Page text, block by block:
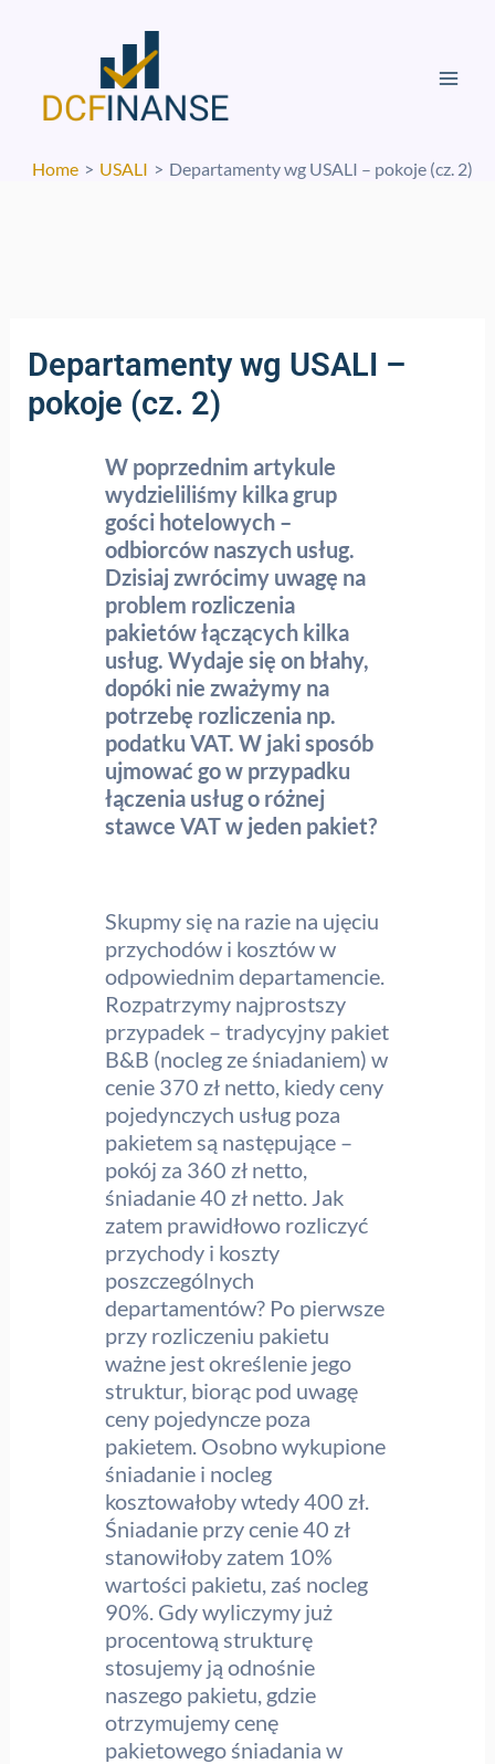
Home USALI Departamenty wg USALI – pokoje (cz. 2)
Departamenty wg USALI –
pokoje (cz. 2)
W poprzednim artykule
wydzieliliśmy kilka grup
gości hotelowych –
odbiorców naszych usług.
Dzisiaj zwrócimy uwagę na
problem rozliczenia
pakietów łączących kilka
usług. Wydaje się on błahy,
dopóki nie zważymy na
potrzebę rozliczenia np.
podatku VAT. W jaki sposób
ujmować go w przypadku
łączenia usług o różnej
stawce VAT w jeden pakiet?
Skupmy się na razie na ujęciu
przychodów i kosztów w
odpowiednim departamencie.
Rozpatrzymy najprostszy
przypadek – tradycyjny pakiet
B&B (nocleg ze śniadaniem) w
cenie 370 zł netto, kiedy ceny
pojedynczych usług poza
pakietem są następujące –
pokój za 360 zł netto,
śniadanie 40 zł netto. Jak
zatem prawidłowo rozliczyć
przychody i koszty
poszczególnych
departamentów? Po pierwsze
przy rozliczeniu pakietu
ważne jest określenie jego
struktur, biorąc pod uwagę
ceny pojedyncze poza
pakietem. Osobno wykupione
śniadanie i nocleg
kosztowałoby wtedy 400 zł.
Śniadanie przy cenie 40 zł
stanowiłoby zatem 10%
wartości pakietu, zaś nocleg
90%. Gdy wyliczymy już
procentową strukturę
stosujemy ją odnośnie
naszego pakietu, gdzie
otrzymujemy cenę
pakietowego śniadania w